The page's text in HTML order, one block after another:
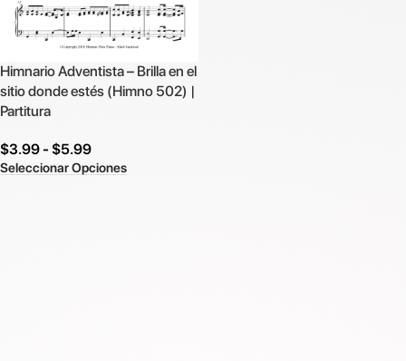
Himnario Adventista – Brilla en el
sitio donde estés (Himno 502) |
Partitura
$3.99 - $5.99
Seleccionar Opciones